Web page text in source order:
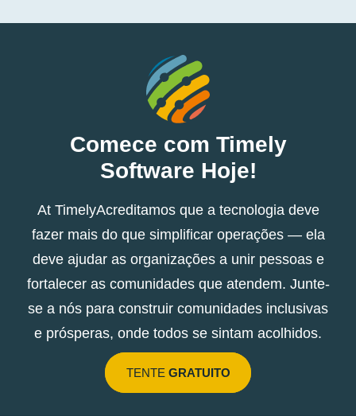
Comece com Timely
Software Hoje!
At TimelyAcreditamos que a tecnologia deve
fazer mais do que simplificar operações — ela
deve ajudar as organizações a unir pessoas e
fortalecer as comunidades que atendem. Junte-
se a nós para construir comunidades inclusivas
e prósperas, onde todos se sintam acolhidos.
TENTE GRATUITO